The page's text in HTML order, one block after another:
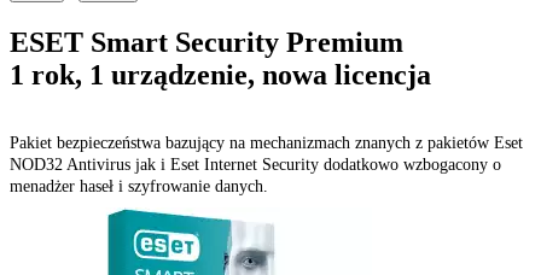
ESET Smart Security Premium
1 rok, 1 urządzenie, nowa licencja
Pakiet bezpieczeństwa bazujący na mechanizmach znanych z pakietów Eset
NOD32 Antivirus jak i Eset Internet Security dodatkowo wzbogacony o
menadżer haseł i szyfrowanie danych.